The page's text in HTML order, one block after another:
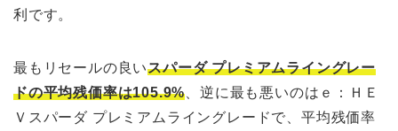
利です。
最もリセールの良いスパーダ プレミアムライングレー
ドの平均残価率は105.9% 、逆に最も悪いのはｅ：ＨＥ
Ｖスパーダ プレミアムライングレードで、平均残価率